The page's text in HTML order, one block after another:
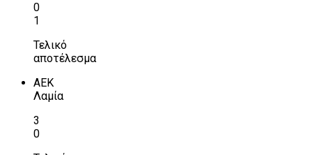
0
1
Τελικό
αποτέλεσμα
ΑΕΚ
Λαμία
3
0